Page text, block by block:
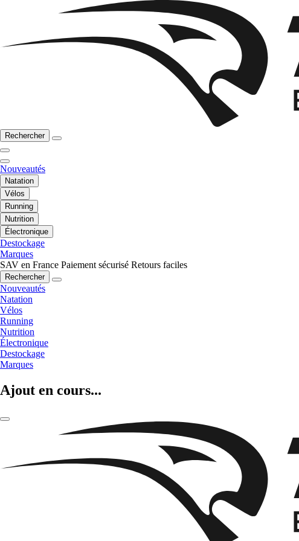
Rechercher
Nouveautés
Natation
Vélos
Running
Nutrition
Électronique
Destockage
Marques
SAV en France Paiement sécurisé Retours faciles
Rechercher
Nouveautés
Natation
Vélos
Running
Nutrition
Électronique
Destockage
Marques
Ajout en cours...